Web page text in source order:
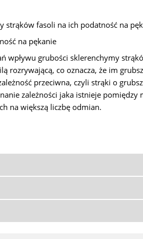
strąków fasoli na ich podatność na
na pękanie
wpływu grubości sklerenchymy
rozrywającą, co oznacza, że im
przeciwna, czyli strąki o
zależności jaka istnieje
na większą liczbę odmian.